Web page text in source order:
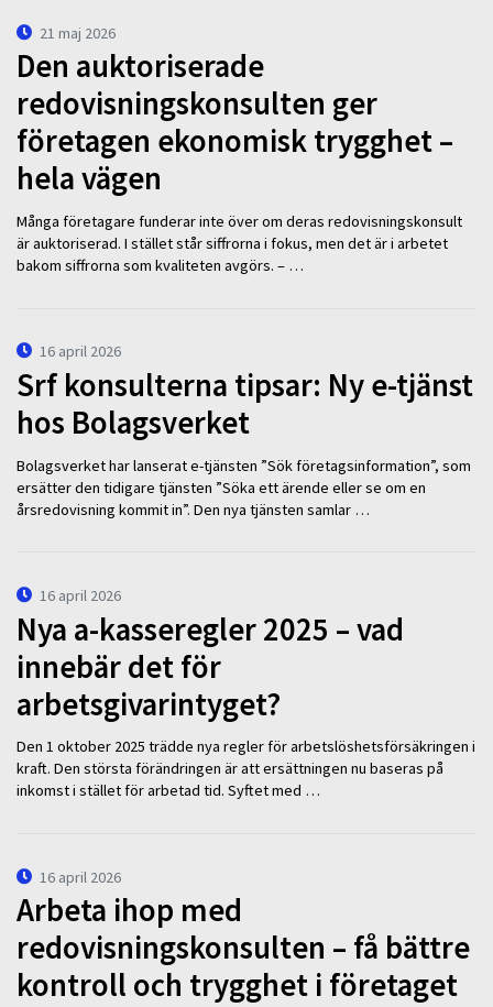
21 maj 2026
Den auktoriserade
redovisningskonsulten ger
företagen ekonomisk trygghet –
hela vägen
Många företagare funderar inte över om deras redovisningskonsult
är auktoriserad. I stället står siffrorna i fokus, men det är i arbetet
bakom siffrorna som kvaliteten avgörs. – …
16 april 2026
Srf konsulterna tipsar: Ny e-tjänst
hos Bolagsverket
Bolagsverket har lanserat e-tjänsten ”Sök företagsinformation”, som
ersätter den tidigare tjänsten ”Söka ett ärende eller se om en
årsredovisning kommit in”. Den nya tjänsten samlar …
16 april 2026
Nya a-kasseregler 2025 – vad
innebär det för
arbetsgivarintyget?
Den 1 oktober 2025 trädde nya regler för arbetslöshetsförsäkringen i
kraft. Den största förändringen är att ersättningen nu baseras på
inkomst i stället för arbetad tid. Syftet med …
16 april 2026
Arbeta ihop med
redovisningskonsulten – få bättre
kontroll och trygghet i företaget